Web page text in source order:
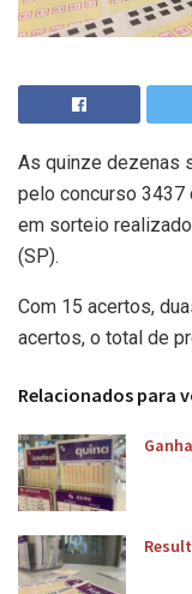
As quinze dezenas
pelo concurso 3437
em sorteio
(SP).
Com 15 acertos,
acertos, o total de
Relacionados para